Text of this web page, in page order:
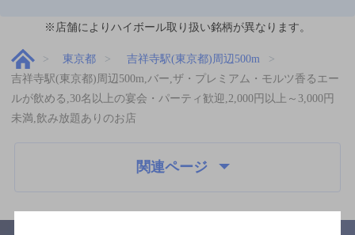
※店舗によりハイボール取り扱い銘柄が異なります。
東京都
吉祥寺駅(東京都)周辺500m
吉祥寺駅(東京都)周辺500m,バー,ザ・プレミアム・モルツ香るエー
ルが飲める,30名以上の宴会・パーティ歓迎,2,000円以上～3,000円
未満,飲み放題ありのお店
関連ページ